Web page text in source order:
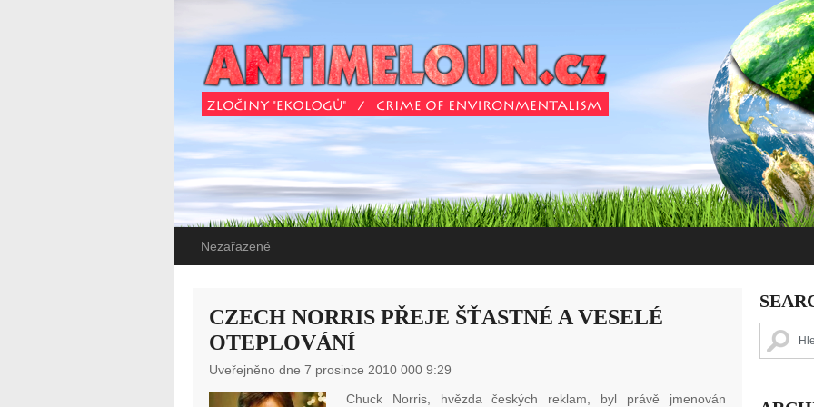
Nezařazené
CZECH NORRIS PŘEJE ŠŤASTNÉ A VESELÉ
OTEPLOVÁNÍ
Uveřejněno dne 7 prosince 2010 000 9:29
Chuck Norris, hvězda českých reklam, byl právě jmenován